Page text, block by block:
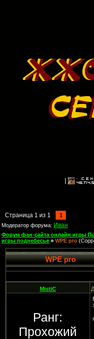
Страница 1 из 1
1
Модератор форума: Иван
Форум фан-сайта онлайн игры
игры поднебесье » WPE pro
WPE pro
MistiC
Ранг:
Прохожий